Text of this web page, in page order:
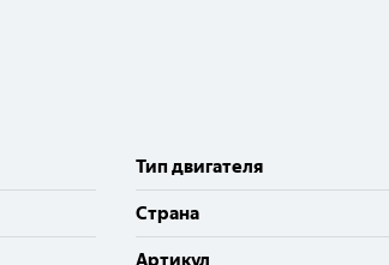
Тип двигателя
Cтрана
Артикул